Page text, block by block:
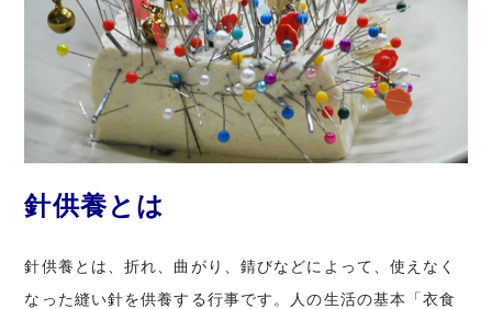
針供養とは
針供養とは、折れ、曲がり、錆びなどによって、使えなく
なった縫い針を供養する行事です。人の生活の基本「衣食